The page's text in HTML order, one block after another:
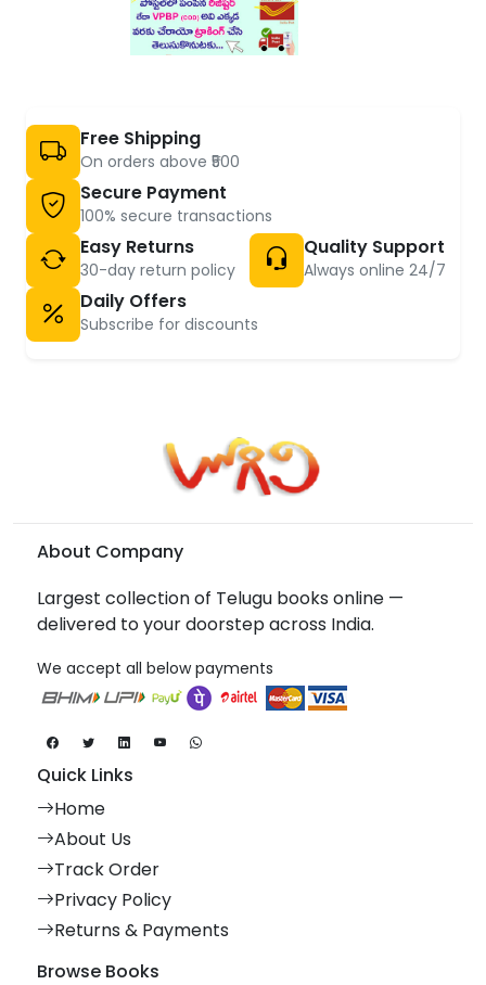
Free Shipping
On orders above ₹500
Secure Payment
100% secure transactions
Easy Returns
30-day return policy
Quality Support
Always online 24/7
Daily Offers
Subscribe for discounts
About Company
Largest collection of Telugu books online —
delivered to your doorstep across India.
We accept all below payments
Quick Links
Home
About Us
Track Order
Privacy Policy
Returns & Payments
Browse Books